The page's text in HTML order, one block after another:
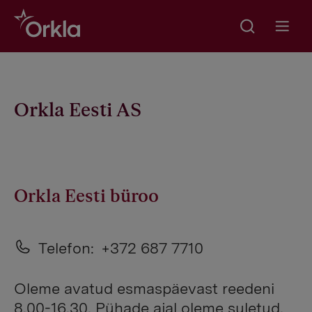
Go to frontpage
Search
Orkla Eesti AS
Orkla Eesti büroo
Telefon: +372 687 7710
Oleme avatud esmaspäevast reedeni
8.00-16.30. Pühade ajal oleme suletud.